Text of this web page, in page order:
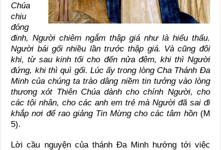
Chúa
chịu
đóng
đinh, Người chiêm ngắm thập giá như là hiểu thấu.
Người bái gối nhiều lần trước thập giá. Và cũng đôi
khi, từ sau kinh tối cho đến nửa đêm, khi thì Người
đứng, khi thì quì gối. Lúc ấy trong lòng Cha Thánh Đa
Minh của chúng ta trào dâng niềm tin tưởng vào lòng
thương xót Thiên Chúa dành cho chính Người, cho
các tội nhân, cho các anh em trẻ mà Người đã sai đi
khắp nơi để rao giảng Tin Mừng cho các tâm hồn(M
5).
Lời cầu nguyện của thánh Đa Minh hướng tới việc